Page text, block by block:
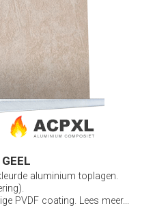
aluminium toplagen.
PVDF coating. Lees meer...